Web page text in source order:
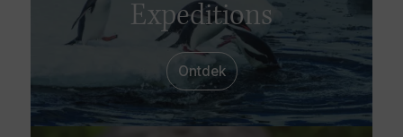
Expeditions
Ontdek